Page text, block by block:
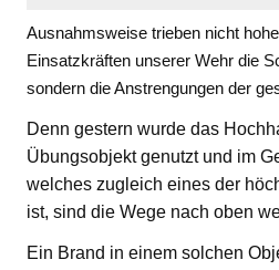
Ausnahmsweise trieben nicht
Einsatzkräften unserer Wehr die
sondern die Anstrengungen der
Denn gestern wurde das
Übungsobjekt genutzt und im
welches zugleich eines der
ist, sind die Wege nach oben
Ein Brand in einem solchen